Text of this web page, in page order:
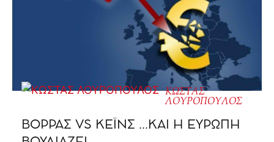
ΚΩΣΤΑΣ
ΛΟΥΡΟΠΟΥΛΟΣ
ΒΟΡΡΑΣ VS ΚΕΪΝΣ …ΚΑΙ Η ΕΥΡΩΠΗ